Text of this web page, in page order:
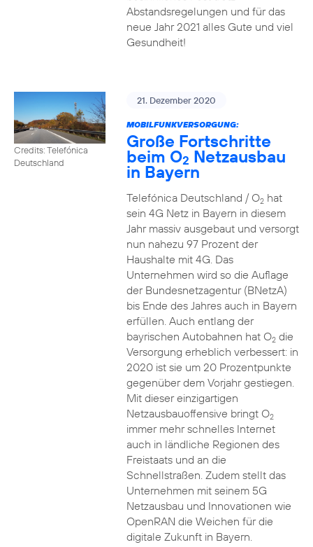
Abstandsregelungen und für das
neue Jahr 2021 alles Gute und viel
Gesundheit!
Credits: Telefónica
Deutschland
21. Dezember 2020
MOBILFUNKVERSORGUNG:
Große Fortschritte
beim O2 Netzausbau
in Bayern
Telefónica Deutschland / O2hat
sein 4G Netz in Bayern in diesem
Jahr massiv ausgebaut und versorgt
nun nahezu 97 Prozent der
Haushalte mit 4G. Das
Unternehmen wird so die Auflage
der Bundesnetzagentur (BNetzA)
bis Ende des Jahres auch in Bayern
erfüllen. Auch entlang der
bayrischen Autobahnen hat O2die
Versorgung erheblich verbessert: in
2020 ist sie um 20 Prozentpunkte
gegenüber dem Vorjahr gestiegen.
Mit dieser einzigartigen
Netzausbauoffensive bringt O2
immer mehr schnelles Internet
auch in ländliche Regionen des
Freistaats und an die
Schnellstraßen. Zudem stellt das
Unternehmen mit seinem 5G
Netzausbau und Innovationen wie
OpenRAN die Weichen für die
digitale Zukunft in Bayern.